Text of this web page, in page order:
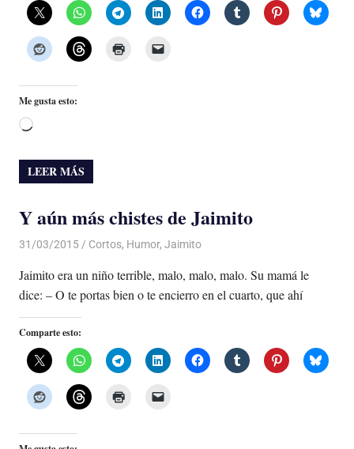
Me gusta esto:
Cargando...
LEER MÁS
Y aún más chistes de Jaimito
31/03/2015 Luis Castellanos
Cortos, Humor, Jaimito
Jaimito era un niño terrible, malo, malo, malo. Su mamá le
dice: – O te portas bien o te encierro en el cuarto, que ahí
Comparte esto: